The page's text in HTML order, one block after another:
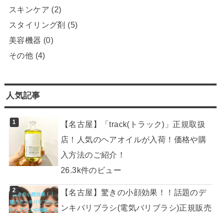
スキンケア (2)
スタイリング剤 (5)
美容機器 (0)
その他 (4)
人気記事
【名古屋】「track(トラック)」正規取扱
店！人気のヘアオイルが入荷！価格や購
入方法のご紹介！
26.3k件のビュー
【名古屋】驚きの小顔効果！！話題のデ
ンキバリブラシ(電気バリブラシ)正規販売